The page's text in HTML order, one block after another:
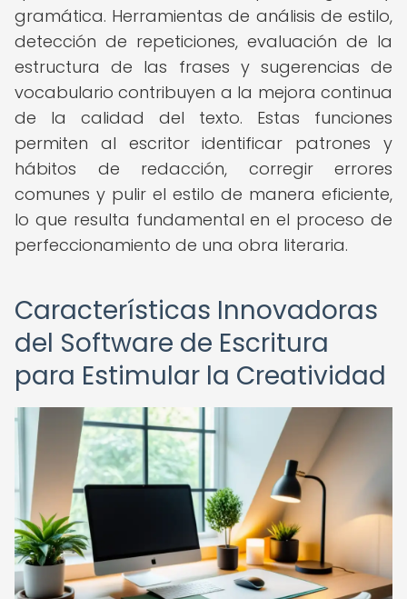
gramática. Herramientas de análisis de estilo,
detección de repeticiones, evaluación de la
estructura de las frases y sugerencias de
vocabulario contribuyen a la mejora continua
de la calidad del texto. Estas funciones
permiten al escritor identificar patrones y
hábitos de redacción, corregir errores
comunes y pulir el estilo de manera eficiente,
lo que resulta fundamental en el proceso de
perfeccionamiento de una obra literaria.
Características Innovadoras
del Software de Escritura
para Estimular la Creatividad